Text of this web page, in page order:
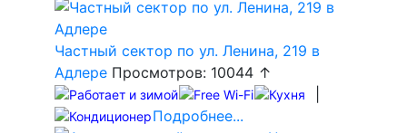
Частный сектор по ул. Ленина, 219 в
Адлере Просмотров: 10044 ↑
Подробнее...